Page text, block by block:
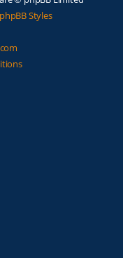
Styles